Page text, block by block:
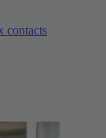
contacts